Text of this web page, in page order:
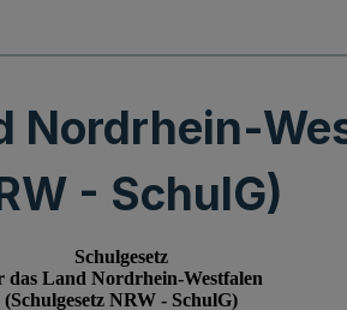
Nordrhein-
- SchulG)